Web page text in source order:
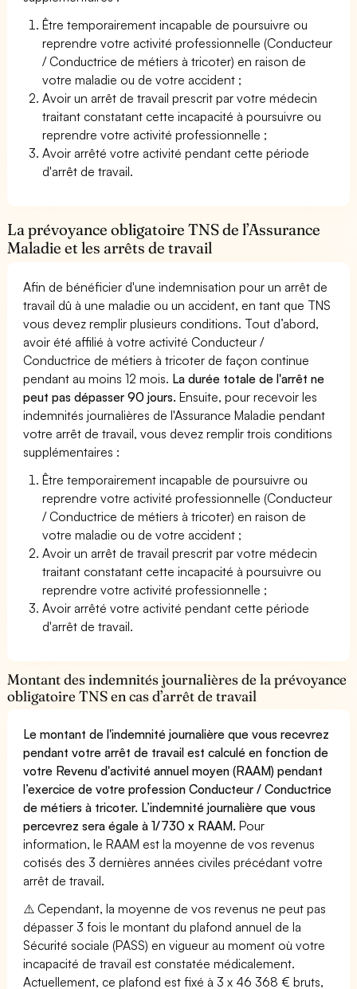
Être temporairement incapable de poursuivre ou
reprendre votre activité professionnelle (Conducteur
/ Conductrice de métiers à tricoter) en raison de
votre maladie ou de votre accident ;
Avoir un arrêt de travail prescrit par votre médecin
traitant constatant cette incapacité à poursuivre ou
reprendre votre activité professionnelle ;
Avoir arrêté votre activité pendant cette période
d'arrêt de travail.
La prévoyance obligatoire TNS de l’Assurance
Maladie et les arrêts de travail
Afin de bénéficier d'une indemnisation pour un arrêt de
travail dû à une maladie ou un accident, en tant que TNS
vous devez remplir plusieurs conditions. Tout d’abord,
avoir été affilié à votre activité Conducteur /
Conductrice de métiers à tricoter de façon continue
pendant au moins 12 mois. La durée totale de l'arrêt ne
peut pas dépasser 90 jours. Ensuite, pour recevoir les
indemnités journalières de l'Assurance Maladie pendant
votre arrêt de travail, vous devez remplir trois conditions
supplémentaires :
Être temporairement incapable de poursuivre ou
reprendre votre activité professionnelle (Conducteur
/ Conductrice de métiers à tricoter) en raison de
votre maladie ou de votre accident ;
Avoir un arrêt de travail prescrit par votre médecin
traitant constatant cette incapacité à poursuivre ou
reprendre votre activité professionnelle ;
Avoir arrêté votre activité pendant cette période
d'arrêt de travail.
Montant des indemnités journalières de la prévoyance
obligatoire TNS en cas d’arrêt de travail
Le montant de l'indemnité journalière que vous recevrez
pendant votre arrêt de travail est calculé en fonction de
votre Revenu d'activité annuel moyen (RAAM) pendant
l’exercice de votre profession Conducteur / Conductrice
de métiers à tricoter. L’indemnité journalière que vous
percevrez sera égale à 1/730 x RAAM. Pour
information, le RAAM est la moyenne de vos revenus
cotisés des 3 dernières années civiles précédant votre
arrêt de travail.
⚠️ Cependant, la moyenne de vos revenus ne peut pas
dépasser 3 fois le montant du plafond annuel de la
Sécurité sociale (PASS) en vigueur au moment où votre
incapacité de travail est constatée médicalement.
Actuellement, ce plafond est fixé à 3 x 46 368 € bruts,